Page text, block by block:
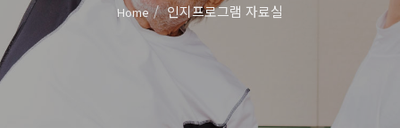
Home 인지프로그램 자료실